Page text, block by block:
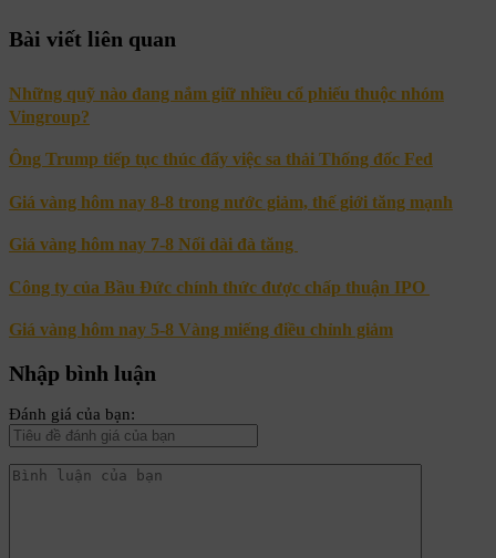
Bài viết liên quan
Những quỹ nào đang nắm giữ nhiều cổ phiếu thuộc nhóm
Vingroup?
Ông Trump tiếp tục thúc đẩy việc sa thải Thống đốc Fed
Giá vàng hôm nay 8-8 trong nước giảm, thế giới tăng mạnh
Giá vàng hôm nay 7-8 Nối dài đà tăng
Công ty của Bầu Đức chính thức được chấp thuận IPO
Giá vàng hôm nay 5-8 Vàng miếng điều chỉnh giảm
Nhập bình luận
Đánh giá của bạn: